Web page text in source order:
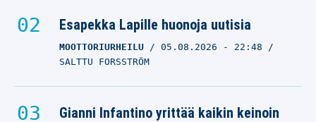
Esapekka Lapille huonoja uutisia
MOOTTORIURHEILU 05.08.2026 - 22:48
SALTTU FORSSTRÖM
Gianni Infantino yrittää kaikin keinoin